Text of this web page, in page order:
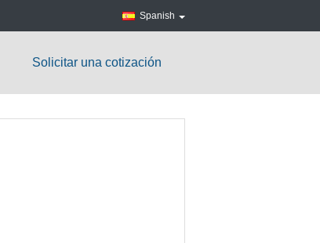
Spanish
Solicitar una cotización